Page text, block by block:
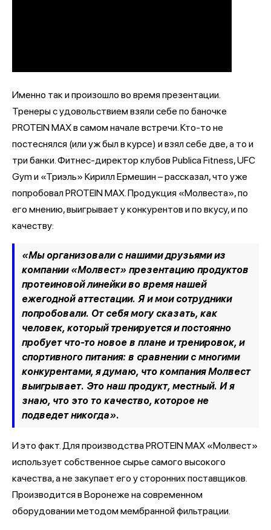
Именно так и произошло во время презентации.
Тренеры с удовольствием взяли себе по баночке
PROTEIN MAХ в самом начале встречи. Кто-то не
постеснялся (или уж был в курсе) и взял себе две, а то и
три банки. Фитнес-директор клубов Publicа Fitness, UFC
Gym и «Триэль» Кирилл Ермешин – рассказал, что уже
попробовал PROTEIN MAX. Продукция «Молвеста», по
его мнению, выигрывает у конкурентов и по вкусу, и по
качеству:
«Мы организовали с нашими друзьями из
компании «Молвест» презентацию продуктов
протеиновой линейки во время нашей
ежегодной аттестации. Я и мои сотрудники
попробовали. От себя могу сказать, как
человек, который тренируется и постоянно
пробует что-то новое в плане и тренировок, и
спортивного питания: в сравнении с многими
конкурентами, я думаю, что компания Молвест
выигрывает. Это наш продукт, местный. И я
знаю, что это то качество, которое не
подведет никогда».
И это факт. Для производства PROTEIN MAX «Молвест»
использует собственное сырье самого высокого
качества, а не закупает его у сторонних поставщиков.
Производится в Воронеже на современном
оборудовании методом мембранной фильтрации.